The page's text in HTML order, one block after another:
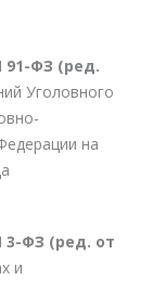
91-ФЗ (ред.
Уголовного
на
3-ФЗ (ред. от
и